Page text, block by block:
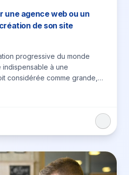
une agence web ou un
de son site
progressive du monde
à une
considérée comme grande,